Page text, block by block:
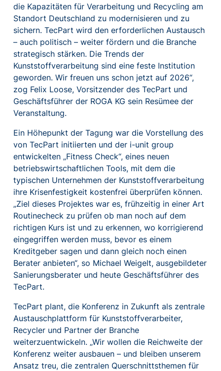
die Kapazitäten für Verarbeitung und Recycling am
Standort Deutschland zu modernisieren und zu
sichern. TecPart wird den erforderlichen Austausch
– auch politisch – weiter fördern und die Branche
strategisch stärken. Die Trends der
Kunststoffverarbeitung sind eine feste Institution
geworden. Wir freuen uns schon jetzt auf 2026“,
zog Felix Loose, Vorsitzender des TecPart und
Geschäftsführer der ROGA KG sein Resümee der
Veranstaltung.
Ein Höhepunkt der Tagung war die Vorstellung des
von TecPart initiierten und der i-unit group
entwickelten „Fitness Check“, eines neuen
betriebswirtschaftlichen Tools, mit dem die
typischen Unternehmen der Kunststoffverarbeitung
ihre Krisenfestigkeit kostenfrei überprüfen können.
„Ziel dieses Projektes war es, frühzeitig in einer Art
Routinecheck zu prüfen ob man noch auf dem
richtigen Kurs ist und zu erkennen, wo korrigierend
eingegriffen werden muss, bevor es einem
Kreditgeber sagen und dann gleich noch einen
Berater anbieten“, so Michael Weigelt, ausgebildeter
Sanierungsberater und heute Geschäftsführer des
TecPart.
TecPart plant, die Konferenz in Zukunft als zentrale
Austauschplattform für Kunststoffverarbeiter,
Recycler und Partner der Branche
weiterzuentwickeln. „Wir wollen die Reichweite der
Konferenz weiter ausbauen – und bleiben unserem
Ansatz treu, die zentralen Querschnittsthemen für